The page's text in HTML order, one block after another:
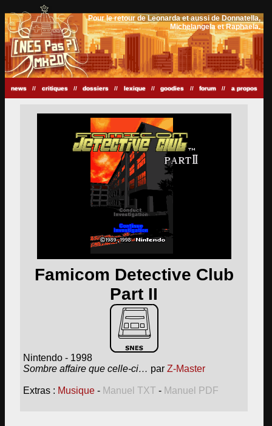
Pour le retour de Leonarda et aussi de Donnatella,
Michelangela et Raphaela.
news // critiques // dossiers // lexique // goodies // forum // a propos
Famicom Detective Club
Part II
Nintendo - 1998
Sombre affaire que celle-ci… parZ-Master
Extras : Musique - Manuel TXT - Manuel PDF